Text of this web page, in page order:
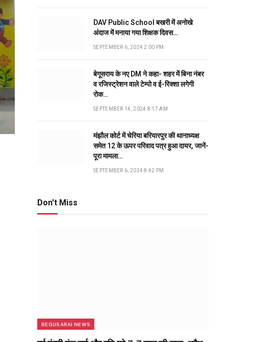
DAV Public School बखरी में अनोखे
अंदाज में मनाया गया शिक्षक दिवस…
SEPTEMBER 6, 2024 2:00 PM
बेगूसराय के नए DM ने कहा- शहर में बिना नंबर
व रजिस्ट्रेशन वाले टेम्पो व ई-रिक्शा लगेगी
रोक…
SEPTEMBER 14, 2024 8:17 AM
मंझौल कोर्ट में चेरिया बरियारपुर की थानाध्यक्ष
समेत 12 के ऊपर परिवाद पत्र हुआ दायर, जानें-
पूरा मामला…
SEPTEMBER 6, 2024 8:42 PM
Don't Miss
BEGUSARAI NEWS